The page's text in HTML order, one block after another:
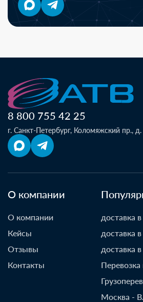
8 800 755 42 25
г. Санкт-Петербург, Коломяжский пр.,
О компании
О компании
Кейсы
Отзывы
Контакты
доставка
доставка
доставка
Москва -